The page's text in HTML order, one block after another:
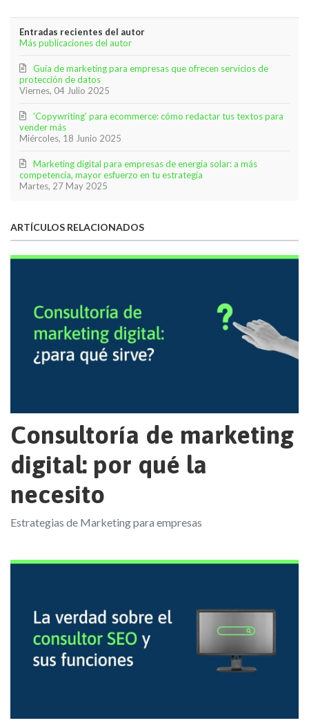
Entradas recientes del autor
Más publicaciones del autor
Viernes, 04 Julio 2025
Guía de marketing para empresas que ofrecen servicios de
protección de datos
Miércoles, 18 Junio 2025
'Copywriting' para ecommerce: cómo redactar tus textos para
vender más
Martes, 27 May 2025
Marketing digital para empresas de energía solar: a más
competencia, mayor esfuerzo en tu estrategia
ARTÍCULOS RELACIONADOS
Consultoría de marketing
digital: por qué la
necesito
Estrategias de Marketing para empresas